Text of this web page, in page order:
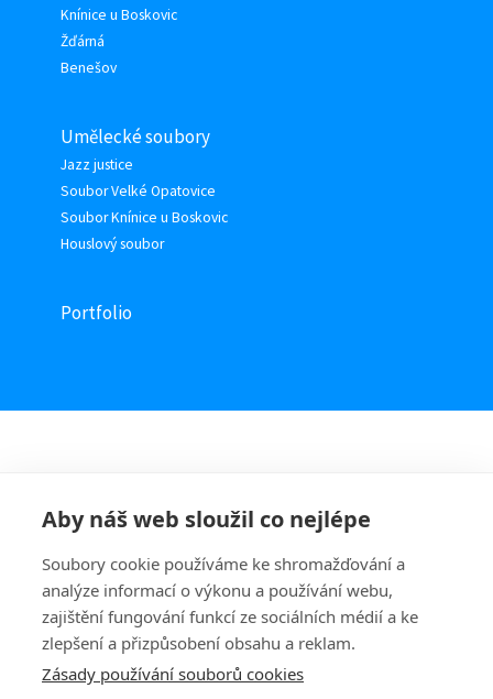
Knínice u Boskovic
Žďárná
Benešov
Umělecké soubory
Jazz justice
Soubor Velké Opatovice
Soubor Knínice u Boskovic
Houslový soubor
Portfolio
Aby náš web sloužil co nejlépe
Soubory cookie používáme ke shromažďování a
analýze informací o výkonu a používání webu,
zajištění fungování funkcí ze sociálních médií a ke
zlepšení a přizpůsobení obsahu a reklam.
Zásady používání souborů cookies